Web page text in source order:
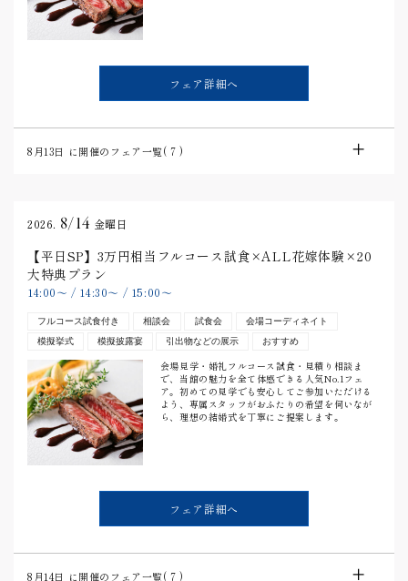
フェア詳細へ
8月13日 に開催のフェア一覧(7 )
2026. 8/14 金曜日
【平日SP】3万円相当フルコース試食×ALL花嫁体験×20
大特典プラン
14:00〜 / 14:30〜 / 15:00〜
フルコース試食付き 相談会 試食会
会場コーディネイト
模擬挙式
模擬披露宴 引出物などの展示 おすすめ
会場見学・婚礼フルコース試食・見積り相談ま
で、当館の魅力を全て体感できる人気No.1フェ
ア。初めての見学でも安心してご参加いただける
よう、専属スタッフがおふたりの希望を伺いなが
ら、理想の結婚式を丁寧にご提案します。
フェア詳細へ
8月14日 に開催のフェア一覧(7 )